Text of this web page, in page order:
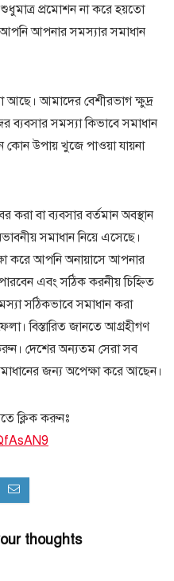
প্রমোশন না করে হয়তো
আপনার সমস্যার সমাধান
আমাদের বেশীরভাগ ক্ষুদ্র
ব্যবসার সমস্যা কিভাবে সমাধান
কোন উপায় খুজে পাওয়া যায়না
বা ব্যবসার বর্তমান অবস্থান
সমাধান নিয়ে এসেছে।
করে আপনি অনায়াসে আপনার
এবং সঠিক করনীয় চিহ্নিত
সঠিকভাবে সমাধান করা
বিস্তারিত জানতে আগ্রহীগণ
দেশের অন্যতম সেরা সব
জন্য অপেক্ষা করে আছেন।
ক্লিক করুনঃ
thoughts